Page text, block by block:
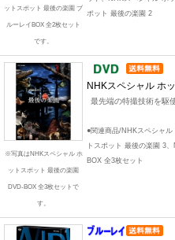
ットスポット 最後の楽園 ブ
ルーレイBOX 全2枚セット
です。
ポット 最後の楽園 2
※写真はNHKスペシャル ホ
ットスポット 最後の楽園
DVD-BOX 全3枚セットで
す。
NHKスペシャル ホ
最先端の特撮技術を駆
●関連商品/NHKスペシャ
トスポット 最後の楽園 3
BOX 全3枚セット